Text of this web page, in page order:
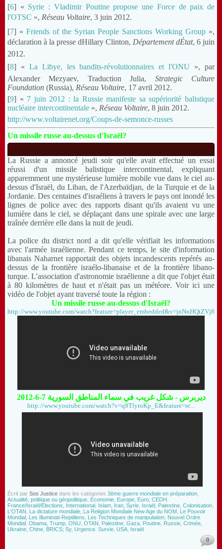
[6] « Syrie : Vladimir Poutine propose une Force de paix de
l'OTSC », Réseau Voltaire, 3 juin 2012.
[7] « Friends of the Syrian People Sanctions Working Group »,
déclaration à la presse dHillary Clinton, Département dÉtat, 6 juin
2012.
[8] « La Libye, les bandits-révolutionnaires et l'ONU », par
Alexander Mezyaev, Traduction Julia, Strategic Culture
Foundation (Russia), Réseau Voltaire, 17 avril 2012.
[9] « 7 juin 2012 : la Russie manifeste sa supériorité balistique
nucléaire intercontinentale », Réseau Voltaire, 8 juin 2012.
http://www.voltairenet.org/Coups-de-semonce-russes
Un missile russe au-dessus d'Israël?
La Russie a annoncé jeudi soir qu'elle avait effectué un essai
réussi d'un missile balistique intercontinental, expliquant
apparemment une mystérieuse lumière mobile vue dans le ciel au-
dessus d'Israël, du Liban, de l'Azerbaïdjan, de la Turquie et de la
Jordanie. Des centaines d'israéliens à travers le pays ont inondé les
lignes de police avec des rapports disant qu'ils avaient vu une
lumière dans le ciel, se déplaçant dans une spirale avec une large
traînée derrière elle dans la nuit de jeudi.
La police du district nord a dit qu'elle vérifiait les informations
avec l'armée israélienne. Pendant ce temps, le site d'information
libanais Naharnet rapportait des objets incandescents repérés au-
dessus de la frontière israélo-libanaise et de la frontière libano-
turque. L'association d'astronomie israélienne a dit que l'objet était
à 80 kilomètres de haut et n'était pas un météore. Voir ici une
vidéo de l'objet ayant traversé toute la région :
Un missile russe au-dessus d'Israël?
http://www.youtube.com/watch?feature=player_embedded&v=jnNnHQtZVj8
ديربرس - شكل غريب في سماء المناطق السورية 7-6-2012
http://www.youtube.com/watch?v=q9TlyroKp_E&feature=re...
Écrit par Sos Justice dans les catégories 3ème guerre mondiale en préparation
Actualité, politique ou géopolitique, Economie Europe, Euro, CEDH
France/Israël/Elections
International Islam, Iran, Syrie Israël, Palestine, Colonisation
L'OTAN
La dictature mondiale La Religion Mondiale New Age du NOM Le Pouvoir
Mondial Les Illuminati-Reptiliens Les Techniques de manipulation Nouvel Ordre
Mondial Obama, Trump ONU OTAN Palestine, Gaza Poutine, Russie, Crimée,
Ukraine, Chine, BRICS; Sy, Urgence. Survie USA, Israël
0